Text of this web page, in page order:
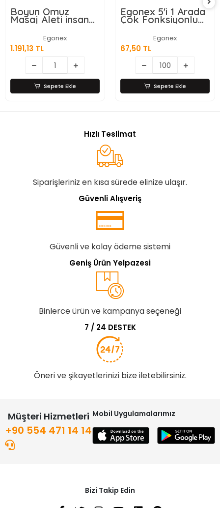
Boyun Omuz
Masaj Aleti insan
Eli Görünümlü Kas
Masaj Aleti
Egonex
1.191,13 TL
Sepete Ekle
Egonex 5'i 1 Arada
Çok Fonksiyonlu
Meyve Sebze
Soyacağı, Jülyen
Dilimleyici ve Şişe
Açacağı – Ahşap
Saplı Paslanmaz
Çelik
Egonex
67,50 TL
Sepete Ekle
Hızlı Teslimat
Siparişleriniz en kısa sürede elinize ulaşır.
Güvenli Alışveriş
Güvenli ve kolay ödeme sistemi
Geniş Ürün Yelpazesi
Binlerce ürün ve kampanya seçeneği
7 / 24 DESTEK
Öneri ve şikayetlerinizi bize iletebilirsiniz.
Müşteri Hizmetleri
+90 554 471 14 14
Mobil Uygulamalarımız
Bizi Takip Edin